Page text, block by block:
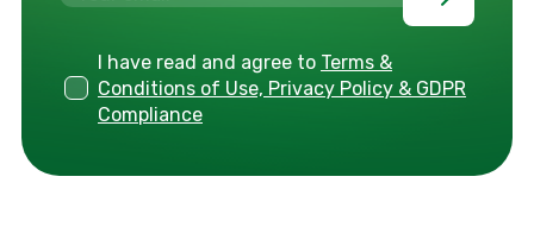
I have read and agree to Terms &
Conditions of Use, Privacy Policy & GDPR
Compliance